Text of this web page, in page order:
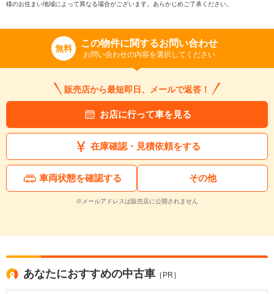
様のお住まい地域によって異なる場合がございます。あらかじめご了承ください。
無料 この物件に関するお問い合わせ
お問い合わせの内容を選択してください
販売店から最短即日、メールで返答！
お店に行って車を見る
在庫確認・見積依頼をする
車両状態を確認する その他
※メールアドレスは販売店に公開されません
あなたにおすすめの中古車 ［PR］